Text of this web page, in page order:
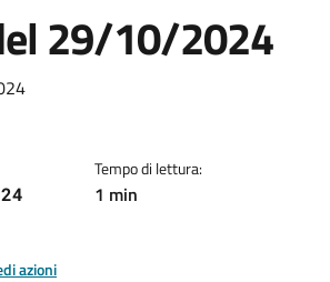
29/10/2024
documento
Tempo di lettura:
1 min
azioni